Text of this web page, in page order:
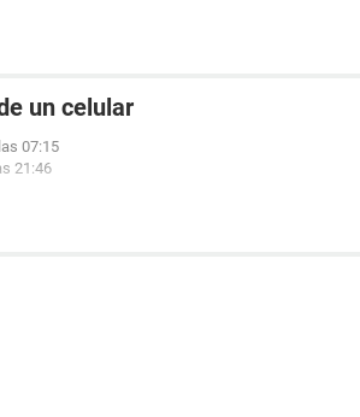
un celular
07:15
21:46